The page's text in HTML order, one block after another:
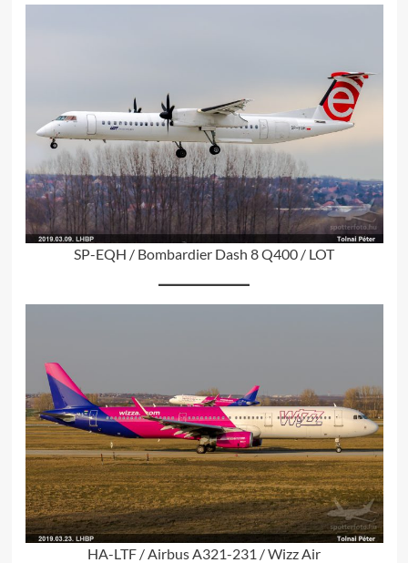
SP-EQH / Bombardier Dash 8 Q400 / LOT
HA-LTF / Airbus A321-231 / Wizz Air